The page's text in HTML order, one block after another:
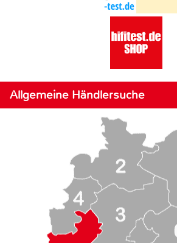
Allgemeine Händlersuche